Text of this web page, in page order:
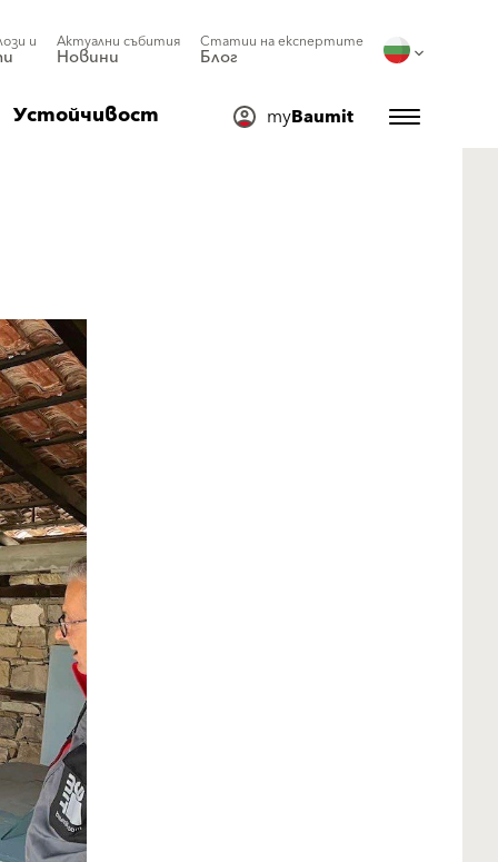
и Актуални събития
Новини
Статии на експертите
Блог
Устойчивост myBaumit